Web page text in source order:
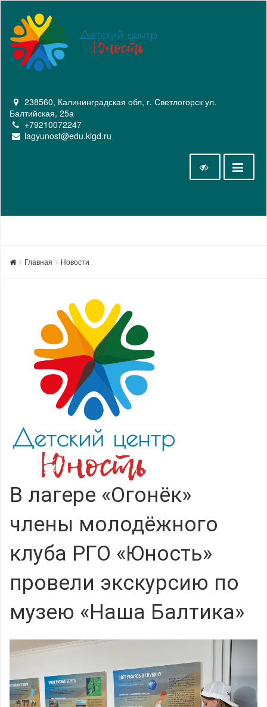
238560, Калининградская обл, г. Светлогорск ул.
Балтийская, 25а
+79210072247
lagyunost@edu.klgd.ru
Главная Новости
В лагере «Огонёк»
члены молодёжного
клуба РГО «Юность»
провели экскурсию по
музею «Наша Балтика»